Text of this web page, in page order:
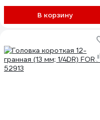
В корзину